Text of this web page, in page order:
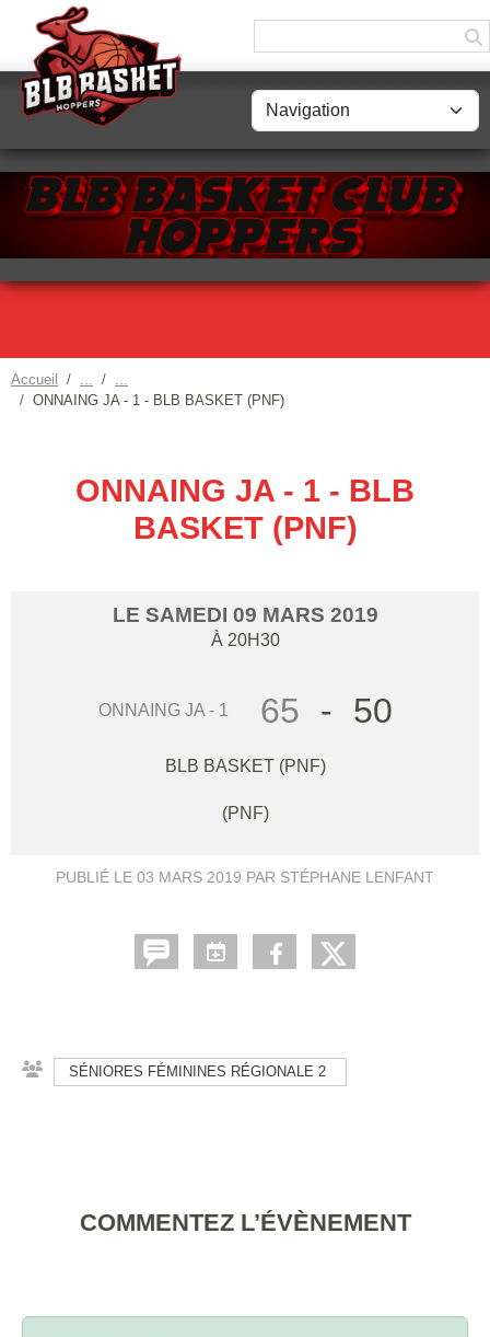
Accueil
ONNAING JA - 1 - BLB BASKET (PNF)
ONNAING JA - 1 - BLB
BASKET (PNF)
LE SAMEDI 09 MARS 2019
À 20H30
ONNAING JA - 1 65 - 50
BLB BASKET (PNF)
(PNF)
PUBLIÉ LE 03 MARS 2019 PAR STÉPHANE LENFANT
SÉNIORES FÉMININES RÉGIONALE 2
COMMENTEZ L’ÉVÈNEMENT
Panneau de gestion des cookies